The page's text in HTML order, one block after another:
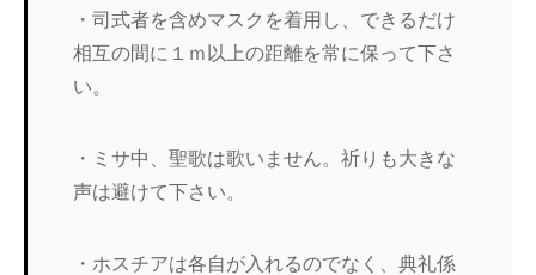
・司式者を含めマスクを着用し、できるだけ
相互の間に１ｍ以上の距離を常に保って下さ
い。
・ミサ中、聖歌は歌いません。祈りも大きな
声は避けて下さい。
・ホスチアは各自が入れるのでなく、典礼係